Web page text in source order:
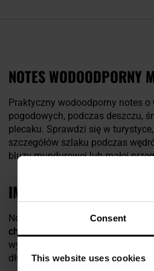
Consent
This website uses cookies
NOTES
Praktyczny wodoodporny notes o
pogodowych, podczas deszczu,
plecaku. Sprawdzi się w
szczegółów szlaku podczas
bluzy mundurowej lub małej
IMPREGNOWANE KARTKI
Notes wyposażony jest w50
chłoną wody,
wytrzymałe i odporne na
długopisu czy flamastra.